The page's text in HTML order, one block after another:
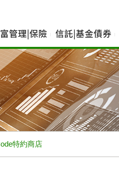
管理|保險 信託|基金債券
特約商店